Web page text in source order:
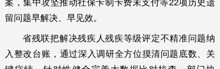
案，集中攻坚推动社保卡制卡费未支付等22项历史遗
留问题早解决、早见效。
省残联把解决残疾人残疾等级评定不精准问题纳
入整改台账，通过深入调研全方位摸清问题底数、关